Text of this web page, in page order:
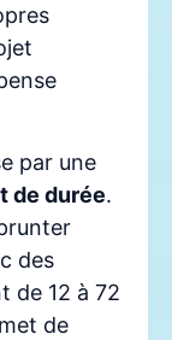
par une
de durée.
des
de 12 à 72
de